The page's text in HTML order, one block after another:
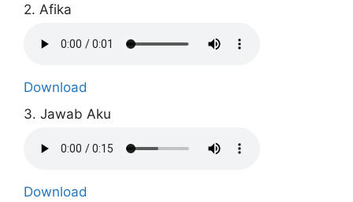
2. Afika
Download
3. Jawab Aku
Download